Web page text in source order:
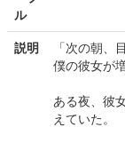
ル
説明
「次の朝、
僕の彼女が
ある夜、彼
えていた。